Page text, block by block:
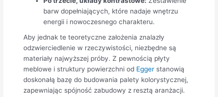
barw dopełniających, które nadaje wnętrzu
energii i nowoczesnego charakteru.
Aby jednak te teoretyczne założenia znalazły
odzwierciedlenie w rzeczywistości, niezbędne są
materiały najwyższej próby. Z pewnością płyty
meblowe i struktury powierzchni od Egger stanowią
doskonałą bazę do budowania palety kolorystycznej,
zapewniając spójność zabudowy z resztą aranżacji.